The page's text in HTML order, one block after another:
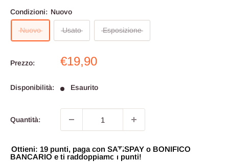
Condizioni: Nuovo
Nuovo Usato Esposizione
Prezzo:
Prezzo
€19,90
Disponibilità: Esaurito
Quantità:
Ottieni: 19 punti, paga con SATISPAY o BONIFICO
BANCARIO e ti raddoppiamo i punti!